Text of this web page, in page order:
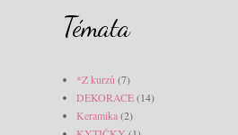
Témata
*Z kurzů (7)
DEKORACE(14)
Keramika(2)